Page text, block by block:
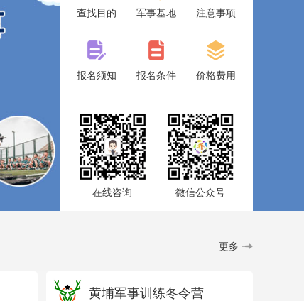
查找目的 军事基地 注意事项
报名须知 报名条件 价格费用
在线咨询 微信公众号
更多
黄埔军事训练冬令营